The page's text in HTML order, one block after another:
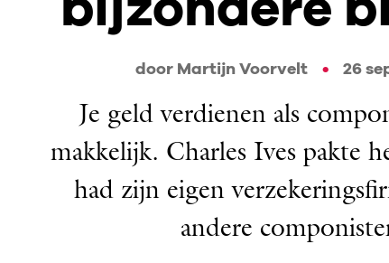
door Martijn Voorvelt 26
Je geld verdienen als
makkelijk. Charles Ives pakte
had zijn eigen
andere